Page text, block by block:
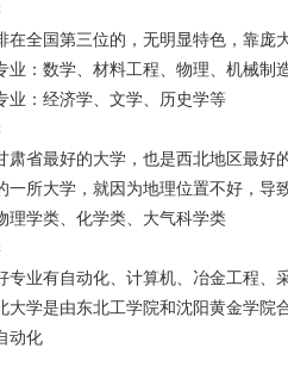
在全国第三位的，无明显特色，靠庞
业：数学、材料工程、物理、机械制
业：经济学、文学、历史学等
肃省最好的大学，也是西北地区最好
一所大学，就因为地理位置不好，导
理学类、化学类、大气科学类
专业有自动化、计算机、冶金工程
大学是由东北工学院和沈阳黄金学院
动化